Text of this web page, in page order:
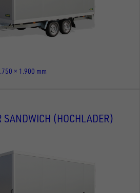
× 1.900 mm
SANDWICH (HOCHLADER)